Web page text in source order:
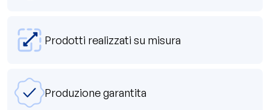
Prodotti realizzati su misura
Produzione garantita